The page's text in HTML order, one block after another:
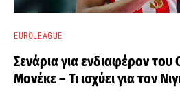
EUROLEAGUE
Σενάρια για ενδιαφέρον του
Μονέκε – Τι ισχύει για τον